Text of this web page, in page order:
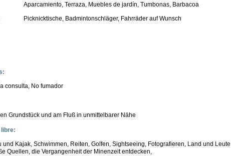
Aparcamiento, Terraza, Muebles de jardín, Tumbonas, Barbacoa
Picknicktische, Badmintonschläger, Fahrräder auf Wunsch
consulta, No fumador
Grundstück und am Fluß in unmittelbarer Nähe
und Kajak, Schwimmen, Reiten, Golfen, Sightseeing, Fotografieren, Land und Leute
Quellen, die Vergangenheit der Minenzeit entdecken,